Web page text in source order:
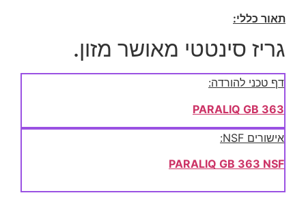
תאור כללי:
גריז סינטטי מאושר מזון.
דף טכני להורדה:
PARALIQ GB 363
אישורים NSF:
PARALIQ GB 363 NSF